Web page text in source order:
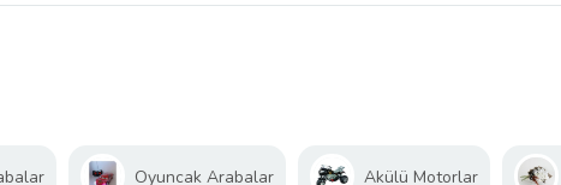
Oyuncak Arabalar Akülü Motorlar